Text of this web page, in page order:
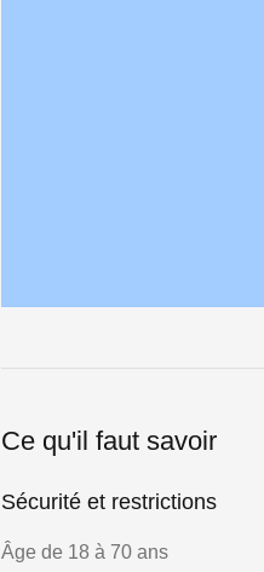
Ce qu'il faut savoir
Sécurité et restrictions
Âge de 18 à 70 ans